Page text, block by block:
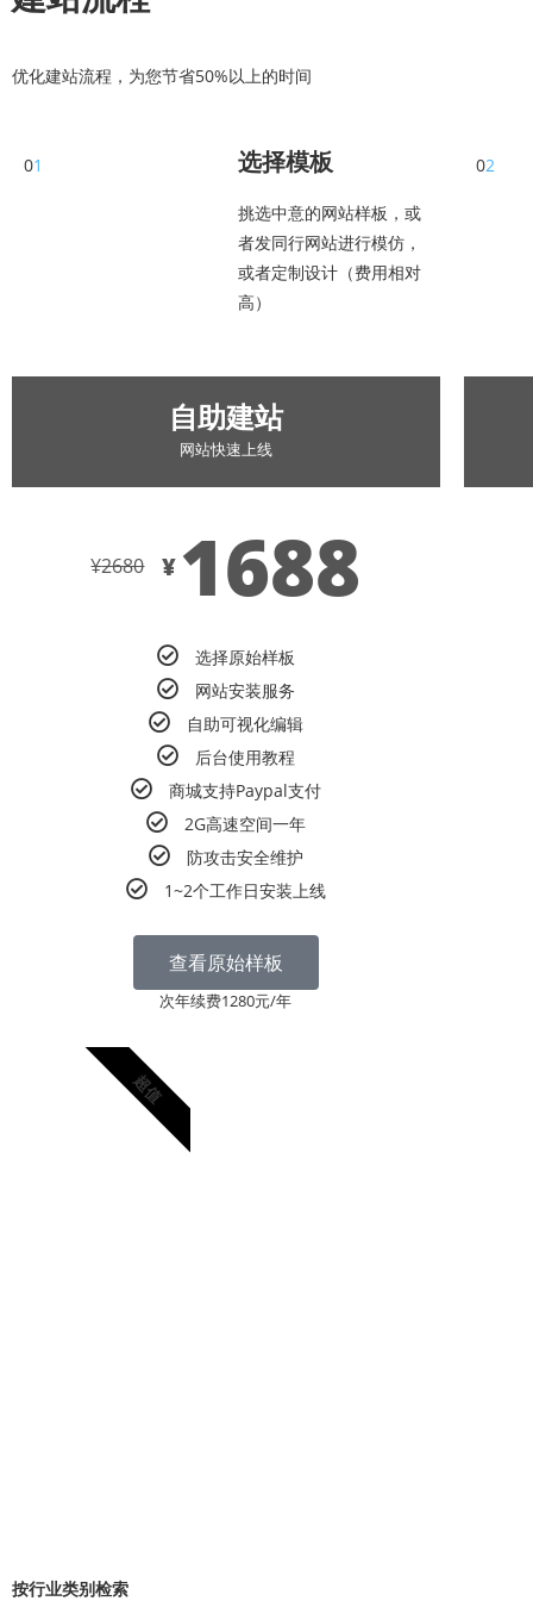
优化建站流程，为您节省50%以上的时间
01 选择模板
挑选中意的网站样板，或
者发同行网站进行模仿，
或者定制设计（费用相对
高）
02
自助建站
网站快速上线
¥2680 ¥ 1688
选择原始样板
网站安装服务
自助可视化编辑
后台使用教程
商城支持Paypal支付
2G高速空间一年
防攻击安全维护
1~2个工作日安装上线
查看原始样板
次年续费1280元/年
超值
按行业类别检索